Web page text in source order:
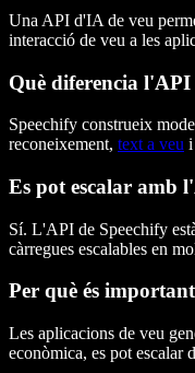
Una API d'IA de veu
interacció de veu a les
Què diferencia l'API
Speechify construeix
reconeixement, text a veu i
Es pot escalar amb
Sí. L'API de Speechify
càrregues escalables en
Per què és
Les aplicacions de veu
econòmica, es pot escalar